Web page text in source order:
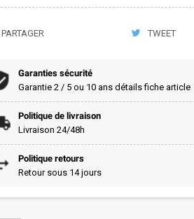
PARTAGER TWEET
Garanties sécurité
Garantie 2 / 5 ou 10 ans détails fiche article
Politique de livraison
Livraison 24/48h
Politique retours
Retour sous 14 jours